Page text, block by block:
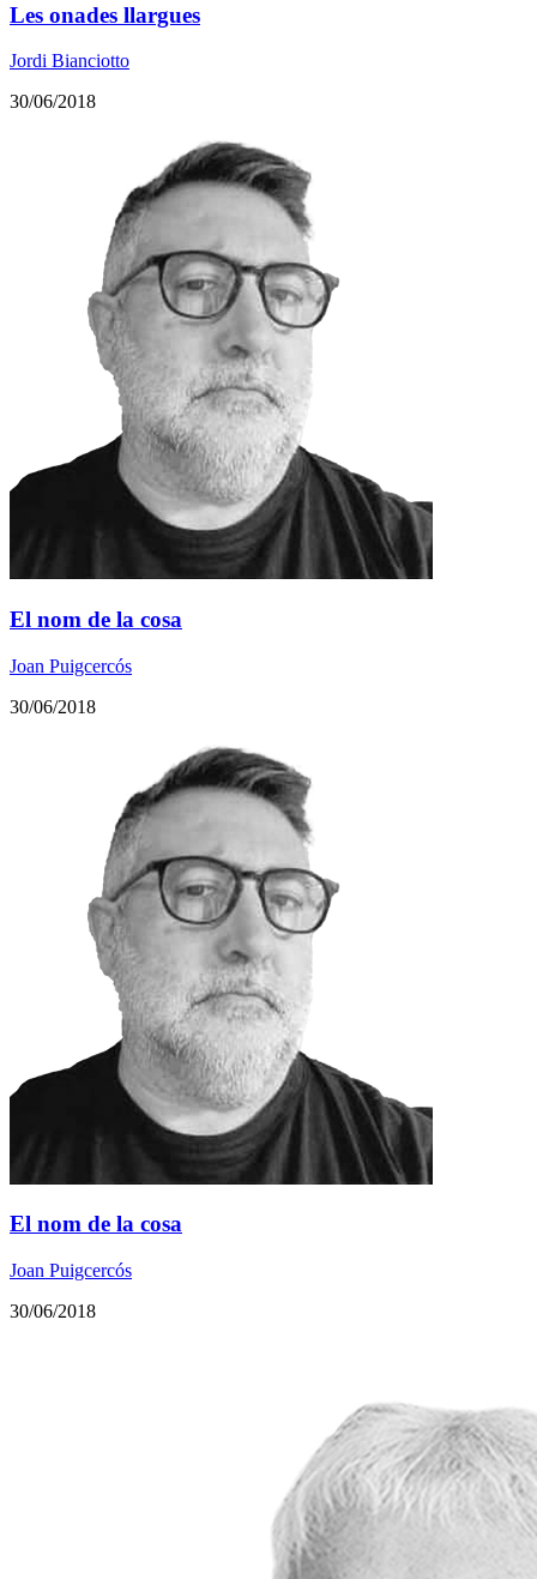
Les onades llargues
Jordi Bianciotto
30/06/2018
El nom de la cosa
Joan Puigcercós
30/06/2018
El nom de la cosa
Joan Puigcercós
30/06/2018